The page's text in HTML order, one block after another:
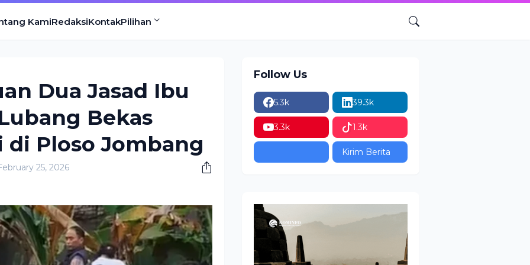
KamiRedaksiKontakPilihan
Dua Jasad Ibu
Bekas
di Ploso Jombang
25, 2026
Follow Us
5.3k 39.3k
3.3k 1.3k
Kirim Berita